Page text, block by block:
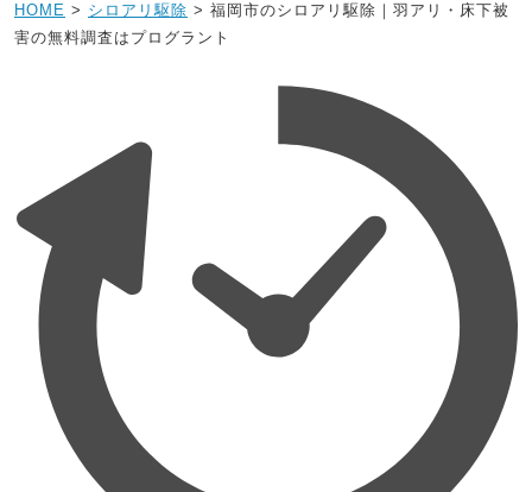
HOME > シロアリ駆除 > 福岡市のシロアリ駆除｜羽アリ・床下被
害の無料調査はプログラント